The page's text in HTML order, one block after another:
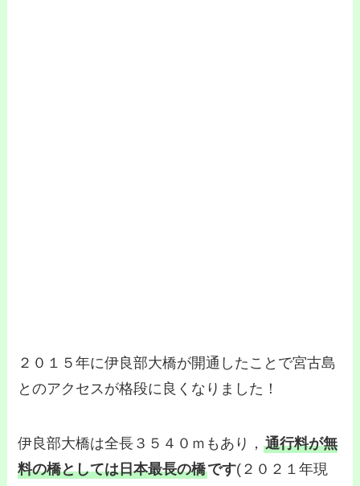
２０１５年に伊良部大橋が開通したことで宮古島
とのアクセスが格段に良くなりました！
伊良部大橋は全長３５４０ｍもあり，通行料が無
料の橋としては日本最長の橋です(２０２１年現